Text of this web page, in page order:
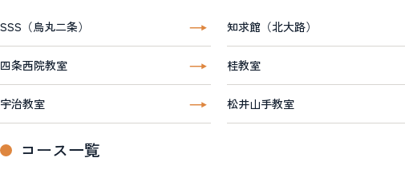
SSS（烏丸二条） 知求館（北大路）
四条西院教室 桂教室
宇治教室 松井山手教室
コース一覧